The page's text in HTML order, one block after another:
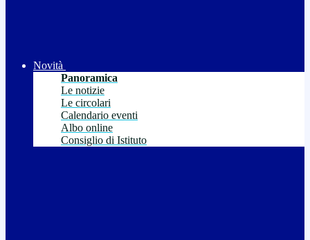
Novità
Panoramica
Le notizie
Le circolari
Calendario eventi
Albo online
Consiglio di Istituto